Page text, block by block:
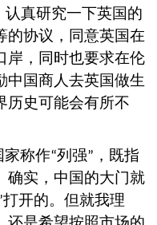
认真研究一下英国的
的协议，同意英国在
岸，同时也要求在伦
中国商人去英国做生
历史可能会有所不
家称作“列强” ，既指
确实，中国的大门就
打开的。但就我理